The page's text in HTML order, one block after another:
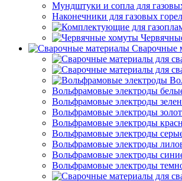
Мундштуки и сопла для
Наконечники для газовых
Сварочные
Вольфрамовые электроды
Вольфрамовые электроды
Вольфрамовые электроды
Вольфрамовые электроды
Вольфрамовые электроды
Вольфрамовые электроды
Вольфрамовые электроды
Вольфрамовые электроды